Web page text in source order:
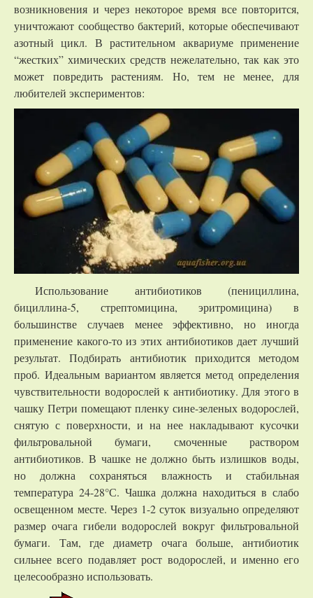
возникновения и через некоторое время все повторится,
уничтожают сообщество бактерий, которые обеспечивают
азотный цикл. В растительном аквариуме применение
“жестких” химических средств нежелательно, так как это
может повредить растениям. Но, тем не менее, для
любителей экспериментов:
Использование антибиотиков (пенициллина,
бициллина-5, стрептомицина, эритромицина) в
большинстве случаев менее эффективно, но иногда
применение какого-то из этих антибиотиков дает лучший
результат. Подбирать антибиотик приходится методом
проб. Идеальным вариантом является метод определения
чувствительности водорослей к антибиотику. Для этого в
чашку Петри помещают пленку сине-зеленых водорослей,
снятую с поверхности, и на нее накладывают кусочки
фильтровальной бумаги, смоченные раствором
антибиотиков. В чашке не должно быть излишков воды,
но должна сохраняться влажность и стабильная
температура 24-28°С. Чашка должна находиться в слабо
освещенном месте. Через 1-2 суток визуально определяют
размер очага гибели водорослей вокруг фильтровальной
бумаги. Там, где диаметр очага больше, антибиотик
сильнее всего подавляет рост водорослей, и именно его
целесообразно использовать.